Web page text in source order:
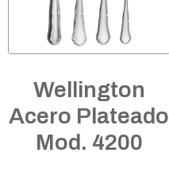
Wellington
Acero Plateado
Mod. 4200